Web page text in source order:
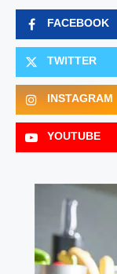
FACEBOOK
TWITTER
INSTAGRAM
YOUTUBE